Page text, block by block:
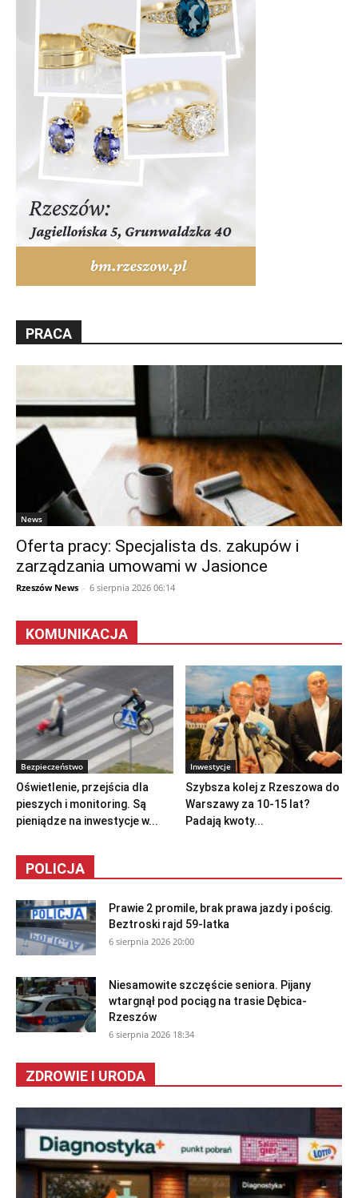
PRACA
News
Oferta pracy: Specjalista ds. zakupów i
zarządzania umowami w Jasionce
Rzeszów News - 6 sierpnia 2026 06:14
KOMUNIKACJA
Bezpieczeństwo
Oświetlenie, przejścia dla
pieszych i monitoring. Są
pieniądze na inwestycje w...
Inwestycje
Szybsza kolej z Rzeszowa do
Warszawy za 10-15 lat?
Padają kwoty...
POLICJA
Prawie 2 promile, brak prawa jazdy i pościg.
Beztroski rajd 59-latka
6 sierpnia 2026 20:00
Niesamowite szczęście seniora. Pijany
wtargnął pod pociąg na trasie Dębica-
Rzeszów
6 sierpnia 2026 18:34
ZDROWIE I URODA